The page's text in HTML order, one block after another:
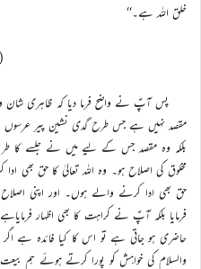
خلق اللہ ہے۔‘‘
پس آپؑ نے واضح فرما دیا کہ ظاہری شان
مقصد نہیں ہے جس طرح گدی نشین پیر عرسوں
بلکہ وہ مقصد جس کے لیے میں نے جلسے کا
مخلوق کی اصلاح ہو۔ وہ اللہ تعالیٰ کا حق
حق بھی ادا کرنے والے ہوں۔ اور اپنی
فرمایا بلکہ آپؑ نے کراہت کا بھی اظہار
حاضری ہو جاتی ہے تو اس کا کیا فائدہ ہے
والسلام کی خواہش کو پورا کرتے ہوئے ہم